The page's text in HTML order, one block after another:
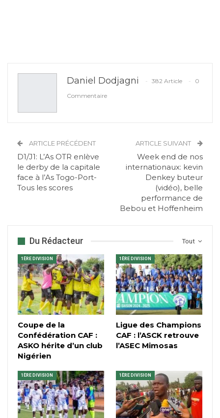
Daniel Dodjagni 382 Article
0
Commentaire
ARTICLE PRÉCÉDENT
D1/J1: L’As OTR enlève
le derby de la capitale
face à l’As Togo-Port-
Tous les scores
ARTICLE SUIVANT
Week end de nos
internationaux: kevin
Denkey buteur
(vidéo), belle
performance de
Bebou et Hoffenheim
Tout
Du Rédacteur
1ÈRE DIVISION
Coupe de la
Confédération CAF :
ASKO hérite d’un club
Nigérien
1ÈRE DIVISION
Ligue des Champions
CAF : l’ASCK retrouve
l’ASEC Mimosas
1ÈRE DIVISION 1ÈRE DIVISION